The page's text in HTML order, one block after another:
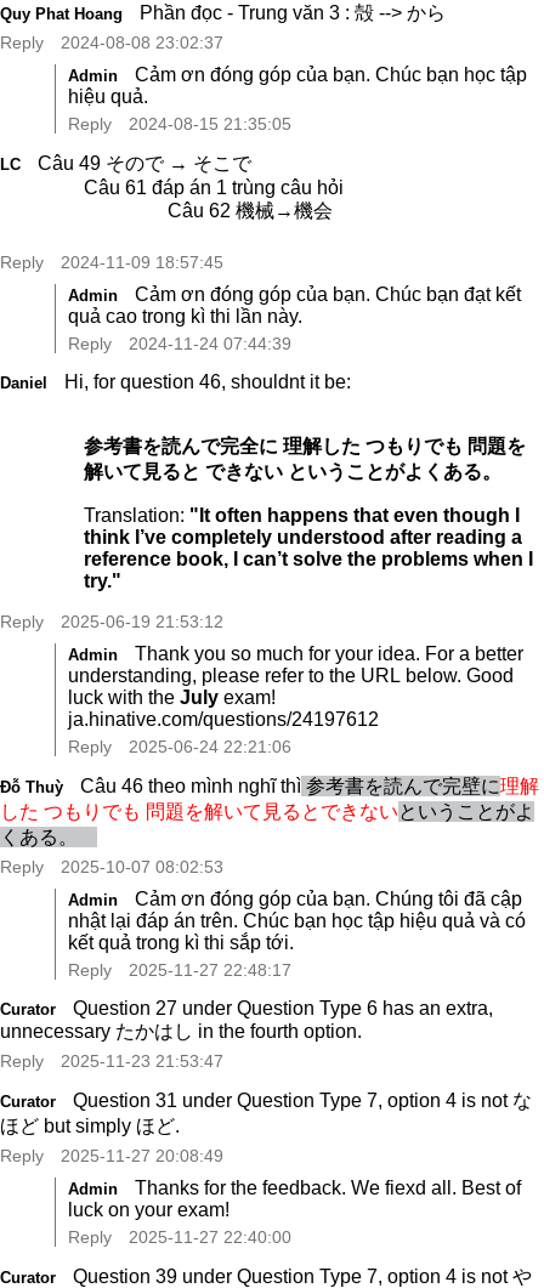
Quy Phat Hoang Phần đọc - Trung văn 3 : 殻 --> から
Reply 2024-08-08 23:02:37
Admin
Cảm ơn đóng góp của bạn. Chúc bạn học tập
hiệu quả.
Reply 2024-08-15 21:35:05
LC
Câu 49 そので → そこで
Câu 61 đáp án 1 trùng câu hỏi
Câu 62 機械→機会
Reply 2024-11-09 18:57:45
Admin
Cảm ơn đóng góp của bạn. Chúc bạn đạt kết
quả cao trong kì thi lần này.
Reply 2024-11-24 07:44:39
Daniel Hi, for question 46, shouldnt it be:
参考書を読んで完全に 理解した つもりでも 問題を
解いて見ると できない ということがよくある。
Translation: "It often happens that even though I
think I’ve completely understood after reading a
reference book, I can’t solve the problems when I
try."
Reply 2025-06-19 21:53:12
Admin
Thank you so much for your idea. For a better
understanding, please refer to the URL below. Good
luck with the July exam!
ja.hinative.com/questions/24197612
Reply 2025-06-24 22:21:06
Đỗ Thuỳ Câu 46 theo mình nghĩ thì 参考書を読んで完壁に理解
した つもりでも 問題を解いて見るとできないということがよ
くある。
Reply 2025-10-07 08:02:53
Admin
Cảm ơn đóng góp của bạn. Chúng tôi đã cập
nhật lại đáp án trên. Chúc bạn học tập hiệu quả và có
kết quả trong kì thi sắp tới.
Reply 2025-11-27 22:48:17
Curator
Question 27 under Question Type 6 has an extra,
unnecessary たかはし in the fourth option.
Reply 2025-11-23 21:53:47
Curator
Question 31 under Question Type 7, option 4 is not な
ほど but simply ほど.
Reply 2025-11-27 20:08:49
Admin
Thanks for the feedback. We fiexd all. Best of
luck on your exam!
Reply 2025-11-27 22:40:00
Curator Question 39 under Question Type 7, option 4 is not や